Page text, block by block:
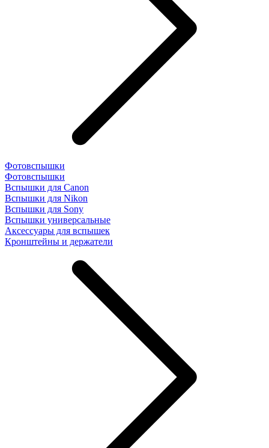
Фотовспышки
Фотовспышки
Вспышки для Canon
Вспышки для Nikon
Вспышки для Sony
Вспышки универсальные
Аксесcуары для вспышек
Кронштейны и держатели